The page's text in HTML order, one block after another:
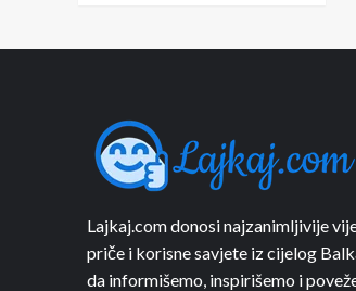
Lajkaj.com donosi najzanimljivije
priče i korisne savjete iz cijelog
da informišemo, inspirišemo i